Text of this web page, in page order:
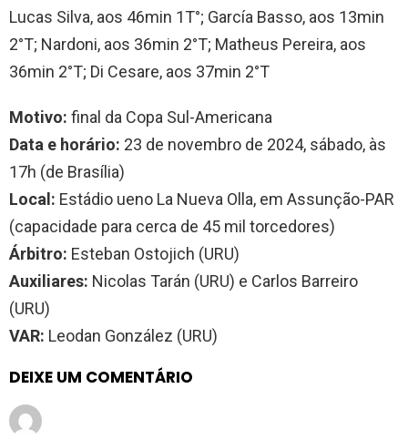
Lucas Silva, aos 46min 1T°; García Basso, aos 13min
2°T; Nardoni, aos 36min 2°T; Matheus Pereira, aos
36min 2°T; Di Cesare, aos 37min 2°T
Motivo: final da Copa Sul-Americana
Data e horário: 23 de novembro de 2024, sábado, às
17h (de Brasília)
Local: Estádio ueno La Nueva Olla, em Assunção-PAR
(capacidade para cerca de 45 mil torcedores)
Árbitro: Esteban Ostojich (URU)
Auxiliares: Nicolas Tarán (URU) e Carlos Barreiro
(URU)
VAR: Leodan González (URU)
DEIXE UM COMENTÁRIO